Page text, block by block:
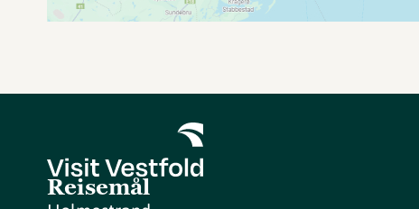
Reisemål